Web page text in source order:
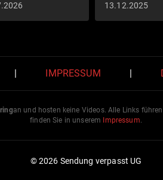
13.12.2025
IMPRESSUM
an und hosten keine Videos. Alle Links
finden Sie in unserem Impressum.
© 2026 Sendung verpasst UG